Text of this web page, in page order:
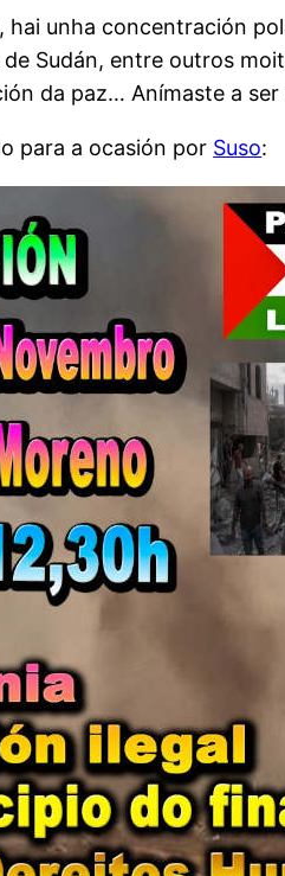
hai unha concentración
Sudán, entre outros
da paz… Anímaste a ser
para a ocasión por Suso: